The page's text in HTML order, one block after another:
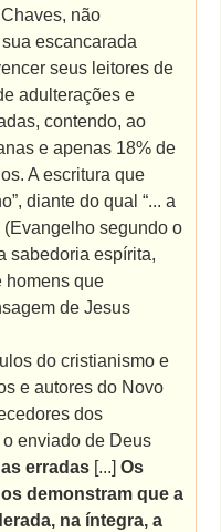
não
escancarada
seus leitores de
adulterações e
contendo, ao
e apenas 18% de
A escritura que
diante do qual “... a
(Evangelho segundo o
sabedoria espírita,
homens que
de Jesus
do cristianismo e
e autores do Novo
dos
enviado de Deus
erradas [...]Os
demonstram que a
na íntegra, a